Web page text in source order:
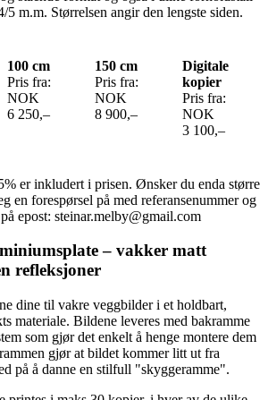
5 m.m. Størrelsen angir den lengste siden.
100 cm
Pris fra:
NOK
6 250,–
150 cm
Pris fra:
NOK
8 900,–
Digitale
kopier
Pris fra:
NOK
3 100,–
er inkludert i prisen. Ønsker du enda større
en forespørsel på med referansenummer og
epost: steinar.melby@gmail.com
– vakker matt
refleksjoner
dine til vakre veggbilder i et holdbart,
materiale. Bildene leveres med bakramme
som gjør det enkelt å henge montere dem
gjør at bildet kommer litt ut fra
på å danne en stilfull "skyggeramme".